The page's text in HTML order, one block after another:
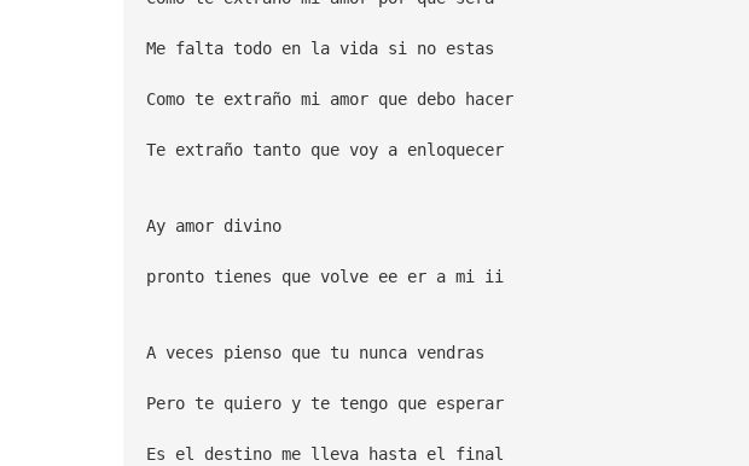
Me falta todo en la vida si no estas
Como te extraño mi amor que debo hacer
Te extraño tanto que voy a enloquecer
Ay amor divino
pronto tienes que volve ee er a mi ii
A veces pienso que tu nunca vendras
Pero te quiero y te tengo que esperar
Es el destino me lleva hasta el final